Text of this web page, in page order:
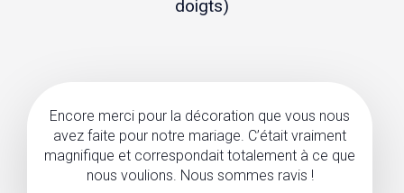
doigts)
Encore merci pour la décoration que vous nous
avez faite pour notre mariage. C’était vraiment
magnifique et correspondait totalement à ce que
nous voulions. Nous sommes ravis !